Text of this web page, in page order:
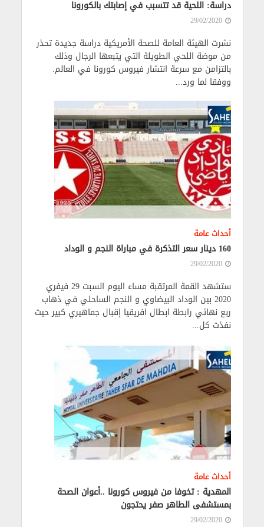
دراسة: اللحية قد تتسبب في إصابتك بالكورونا
29/02/2020
نشرت الهيئة العامة للصحة الأمريكية دراسة جديدة تحذر
من موضة اللحي الطويلة التي يتبعها الرجال وذلك
بالتزامن مع سرعة انتشار فيروس كورونا في العالم.
ووفقا لما ورد...
أحداث عامة
160 دينار سعر التذكرة في مباراة النجم و الوداد
29/02/2020
ستشهد القمة المرتقبة مساء اليوم السبت 29 فيفري
2020 بين الوداد البيضاوي و النجم الساحلي في ذهاب
ربع نهائي رابطة ابطال افريقيا إقبال جماهيري كبير حيث
نفذت كل...
أحداث عامة
المهدية : تخوفا من فيروس كورونا ..أعوان الصحة
بمستشفى الطاهر صفر يحتجون
29/02/2020